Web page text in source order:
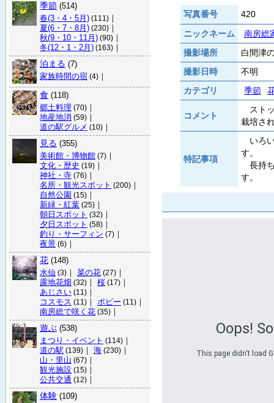
季節 (514)
春(3・4・5月) (111) ｜
夏(6・7・8月) (230) ｜
秋(9・10・11月) (90) ｜
冬(12・1・2月) (163) ｜
泊まる (7)
家族時間の宿 (4) ｜
食 (118)
郷土料理 (70) ｜
地産地消 (59) ｜
道の駅グルメ (10) ｜
見る (355)
美術館・博物館 (7) ｜
文化・歴史 (19) ｜
神社・寺 (76) ｜
名所・観光スポット (200) ｜
自然公園 (15) ｜
新緑・紅葉 (25) ｜
朝日スポット (32) ｜
夕日スポット (58) ｜
釣り・サーフィン (7) ｜
夜景 (6) ｜
花 (148)
水仙 (3) ｜ 菜の花 (27) ｜
露地花畑 (32) ｜ 桜 (17) ｜
あじさい (11) ｜
コスモス (11) ｜ ポピー (11) ｜
南房総で咲く花 (35) ｜
遊ぶ (538)
まつり・イベント (114) ｜
道の駅 (139) ｜ 海 (230) ｜
山・里山 (67) ｜
観光施設 (15) ｜
公共交通 (12) ｜
体験 (109)
写真番号
420
ニックネーム
南房総
撮影場所
白間津
撮影日時
不明
カテゴリ
季節
コメント
ストッ
栽培さ
特記事項
いろい
す。
長持ち
す。
Oops!
This page didn't load